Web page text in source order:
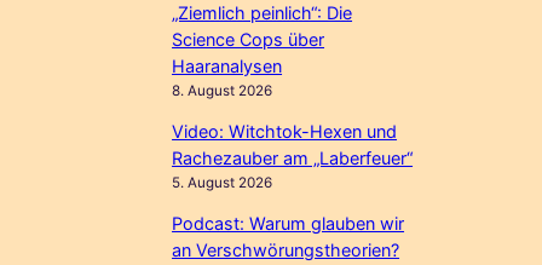
„Ziemlich peinlich“: Die
Science Cops über
Haaranalysen
8. August 2026
Video: Witchtok-Hexen und
Rachezauber am „Laberfeuer“
5. August 2026
Podcast: Warum glauben wir
an Verschwörungstheorien?